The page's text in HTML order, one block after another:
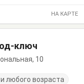
НА КАРТЕ
ключ
10
любого возраста